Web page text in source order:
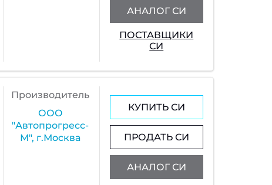
АНАЛОГ СИ
ПОСТАВЩИКИ
СИ
Производитель
ООО
"Автопрогресс-
М", г.Москва
КУПИТЬ СИ
ПРОДАТЬ СИ
АНАЛОГ СИ